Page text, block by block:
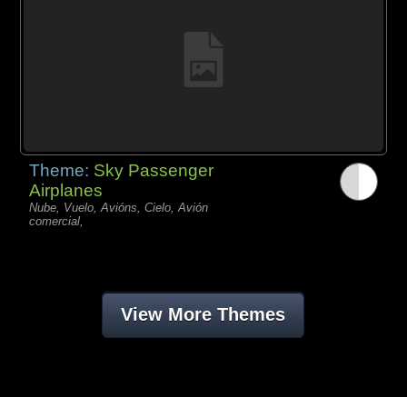
Theme: Sky Passenger
Airplanes
Nube, Vuelo, Avións, Cielo, Avión
comercial,
View More Themes